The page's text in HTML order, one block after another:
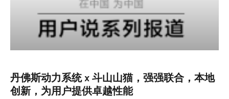
丹佛斯动力系统 x 斗山山猫，强强联合，本地
创新，为用户提供卓越性能